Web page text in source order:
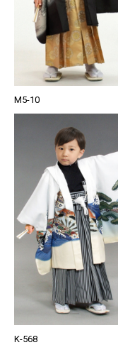
M5-10
K-568